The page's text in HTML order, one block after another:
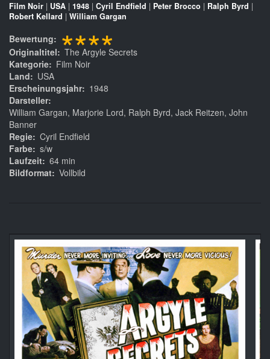
Film Noir | USA | 1948 | Cyril Endfield | Peter Brocco | Ralph Byrd |
Robert Kellard | William Gargan
Bewertung ****
Originaltitel
The Argyle Secrets
Kategorie
Film Noir
Land
USA
Erscheinungsjahr
1948
Darsteller
William Gargan, Marjorie Lord, Ralph Byrd, Jack Reitzen, John
Banner
Regie Cyril Endfield
Farbe s/w
Laufzeit 64 min
Bildformat Vollbild